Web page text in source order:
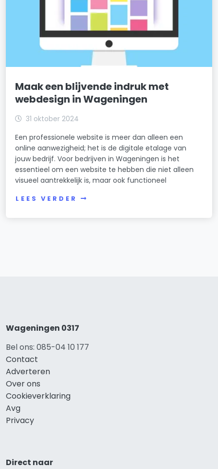
Maak een blijvende indruk met
webdesign in Wageningen
31 oktober 2024
Een professionele website is meer dan alleen een
online aanwezigheid; het is de digitale etalage van
jouw bedrijf. Voor bedrijven in Wageningen is het
essentieel om een website te hebben die niet alleen
visueel aantrekkelijk is, maar ook functioneel
LEES VERDER
Wageningen 0317
Bel ons: 085-04 10 177
Contact
Adverteren
Over ons
Cookieverklaring
Avg
Privacy
Direct naar